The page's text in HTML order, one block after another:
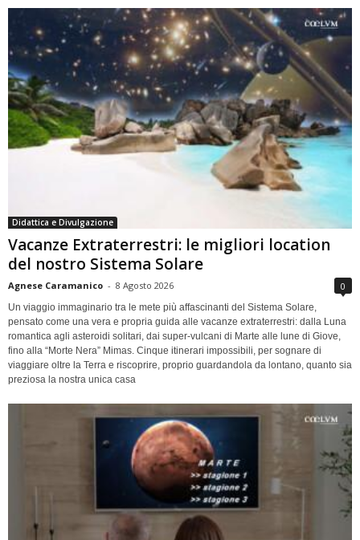
Didattica e Divulgazione
Vacanze Extraterrestri: le migliori location
del nostro Sistema Solare
Agnese Caramanico - 8 Agosto 2026 0
Un viaggio immaginario tra le mete più affascinanti del Sistema Solare,
pensato come una vera e propria guida alle vacanze extraterrestri: dalla Luna
romantica agli asteroidi solitari, dai super-vulcani di Marte alle lune di Giove,
fino alla “Morte Nera” Mimas. Cinque itinerari impossibili, per sognare di
viaggiare oltre la Terra e riscoprire, proprio guardandola da lontano, quanto sia
preziosa la nostra unica casa